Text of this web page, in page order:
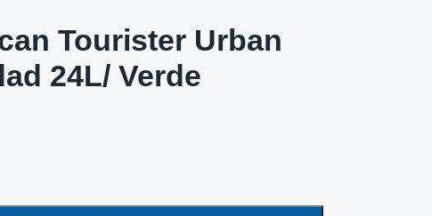
Tourister Urban
24L/ Verde